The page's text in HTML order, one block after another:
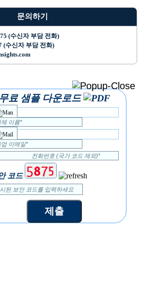
문의하기
(수신자 부담 전화)
(수신자 부담 전화)
무료 샘플 다운로드
코드
제출